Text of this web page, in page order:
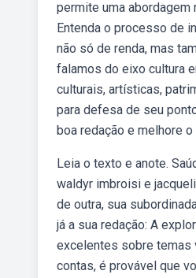
permite uma
Entenda o processo de
não só de renda, mas
falamos do eixo cultura
culturais, artísticas,
para defesa de seu
boa redação e melhore
Leia o texto e anote.
waldyr imbroisi e
de outra, sua
já a sua redação: A
excelentes sobre temas
contas, é provável que